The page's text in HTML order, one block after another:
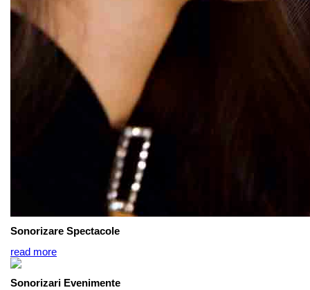
Sonorizare Spectacole
read more
Sonorizari Evenimente